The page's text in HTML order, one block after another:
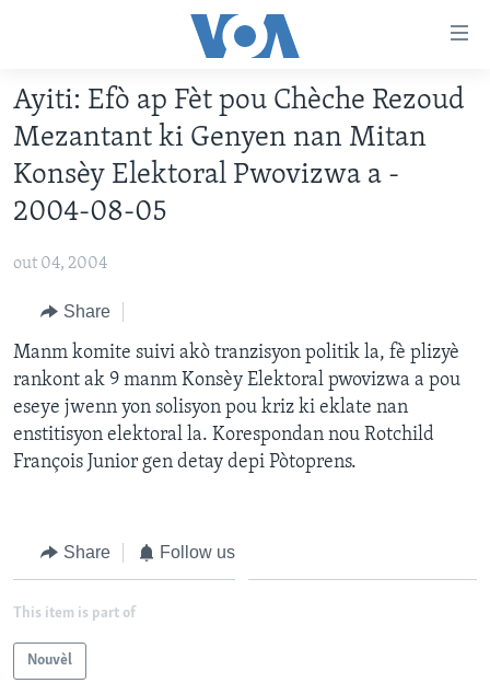
Skip
to
main
content
Skip
to
main
Search
AYITI
LÈZETAZINI
AMERIK LATIN
VIDEO
FLASHPOINT IKRÈN
Learning English
SUIV NOU
Ayiti: Efò ap Fèt pou Chèche Rezoud
Mezantant ki Genyen nan Mitan
Konsèy Elektoral Pwovizwa a -
2004-08-05
out 04, 2004
Share
Manm komite suivi akò tranzisyon politik la, fè plizyè
rankont ak 9 manm Konsèy Elektoral pwovizwa a pou
eseye jwenn yon solisyon pou kriz ki eklate nan
enstitisyon elektoral la. Korespondan nou Rotchild
François Junior gen detay depi Pòtoprens.
Share Follow us
This item is part of
Nouvèl